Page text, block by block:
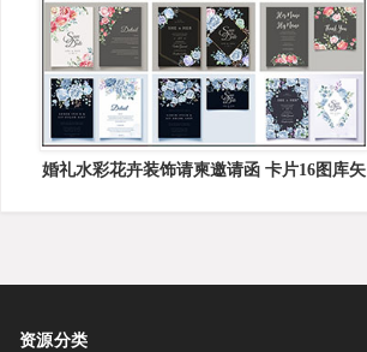
婚礼水彩花卉装饰请柬邀请函 卡片16图库矢
资源分类